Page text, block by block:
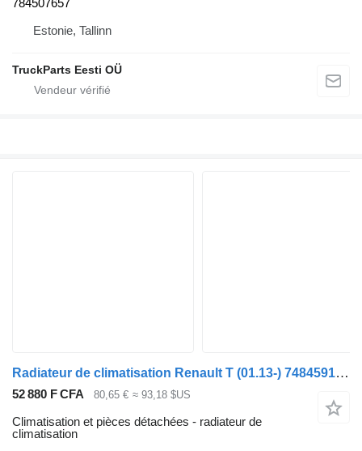
784507657
Estonie, Tallinn
TruckParts Eesti OÜ
Radiateur de climatisation Renault T (01.13-) 7484591050 pour tracteur routier Renault T (2013-)
52 880 F CFA 80,65 € ≈ 93,18 $US
Climatisation et pièces détachées - radiateur de
climatisation